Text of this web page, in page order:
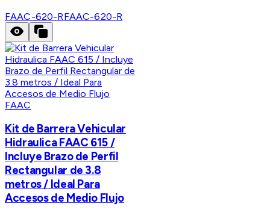
FAAC-620-RFAAC-620-R
FAAC
Kit de Barrera Vehicular
Hidraulica FAAC 615 /
Incluye Brazo de Perfil
Rectangular de 3.8
metros / Ideal Para
Accesos de Medio Flujo